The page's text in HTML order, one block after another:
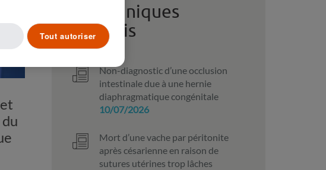
Cas Cliniques
du mois
Non-diagnostic d’une occlusion
intestinale due à une hernie
diaphragmatique congénitale
10/07/2026
Mort d’une vache par péritonite
après césarienne en raison de
sutures utérines trop lâches
Tout autoriser